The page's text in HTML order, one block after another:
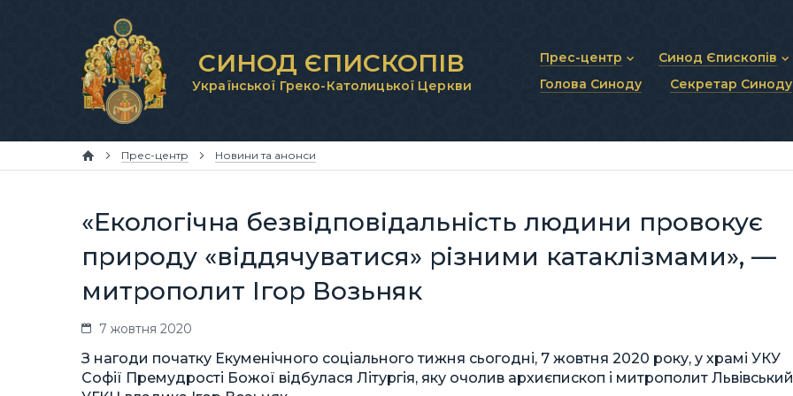
СИНОД ЄПИСКОПІВ
Української Греко-Католицької Церкви
Прес-центр
Новини та анонси
Синод Єпископів
Статут Синоду
Синодальні органи
Голова Синоду Секретар Синоду
Прес-центр Новини та анонси
«Екологічна безвідповідальність людини провокує
природу «віддячуватися» різними катаклізмами», —
митрополит Ігор Возьняк
7 жовтня 2020
З нагоди початку Екуменічного соціального тижня сьогодні, 7 жовтня 2020 року, у храмі УКУ
Софії Премудрості Божої відбулася Літургія, яку очолив архиєпископ і митрополит Львівський